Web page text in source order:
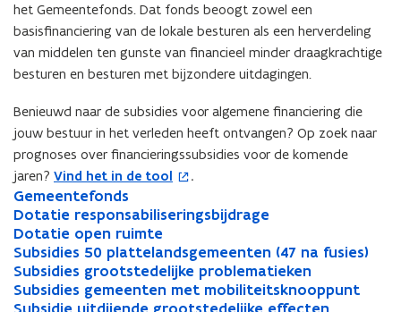
het Gemeentefonds. Dat fonds beoogt zowel een
basisfinanciering van de lokale besturen als een herverdeling
van middelen ten gunste van financieel minder draagkrachtige
besturen en besturen met bijzondere uitdagingen.
Benieuwd naar de subsidies voor algemene financiering die
jouw bestuur in het verleden heeft ontvangen? Op zoek naar
prognoses over financieringssubsidies voor de komende
jaren? Vind het in de tool
(
o
p
e
n
t
i
.
G
e
m
e
e
n
t
Gemeentefonds
G
e
m
e
e
n
t
D
o
t
a
t
i
Dotatie responsabiliseringsbijdrage
D
o
t
a
t
i
D
o
t
a
t
Dotatie open ruimte
D
o
t
a
t
S
u
b
s
Subsidies 50 plattelandsgemeenten (47 na fusies)
S
u
b
s
S
u
b
Subsidies grootstedelijke problematieken
S
u
b
S
u
Subsidies gemeenten met mobiliteitsknooppunt
S
u
S
S